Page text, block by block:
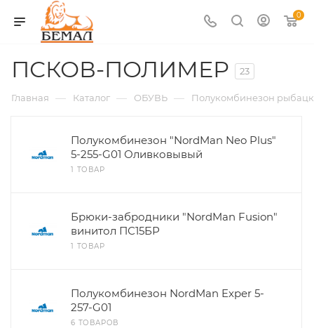
0
ПСКОВ-ПОЛИМЕР 23
Главная — Каталог — ОБУВЬ — Полукомбинезон
Полукомбинезон "NordMan Neo Plus"
5-255-G01 Оливковывый
1 ТОВАР
Брюки-забродники "NordMan Fusion"
винитол ПС15БР
1 ТОВАР
Полукомбинезон NordMan Exper 5-
257-G01
6 ТОВАРОВ